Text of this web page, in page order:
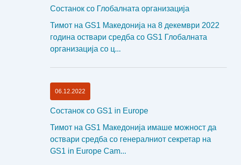
Состанок со Глобалната организација
Тимот на GS1 Македонија на 8 декември 2022
година оствари средба со GS1 Глобалната
организација со ц...
06.12.2022
Состанок со GS1 in Europe
Тимот на GS1 Македонија имаше можност да
оствари средба со генералниот секретар на
GS1 in Europe Cam...